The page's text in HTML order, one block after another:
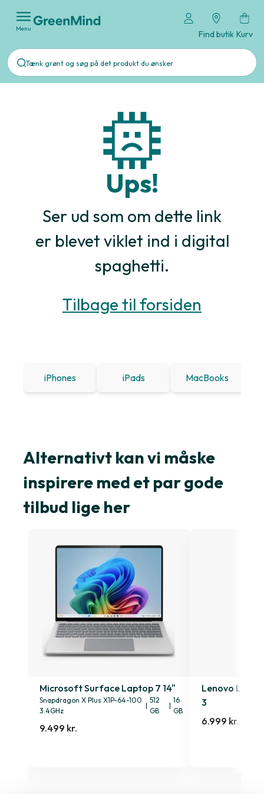
Menu
Find butik Kurv
Ups!
Ser ud som om dette link
er blevet viklet ind i digital
spaghetti.
Tilbage til forsiden
iPhones iPads MacBooks
Alternativt kan vi måske
inspirere med et par gode
tilbud lige her
Microsoft Surface Laptop 7 14"
Snapdragon X Plus X1P-64-100
3.4GHz
|
512
GB
|
16
GB
9.499 kr.
Lenovo
3
6.999 kr.